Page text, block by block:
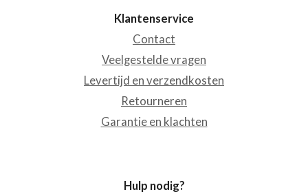
Klantenservice
Contact
Veelgestelde vragen
Levertijd en verzendkosten
Retourneren
Garantie en klachten
Hulp nodig?